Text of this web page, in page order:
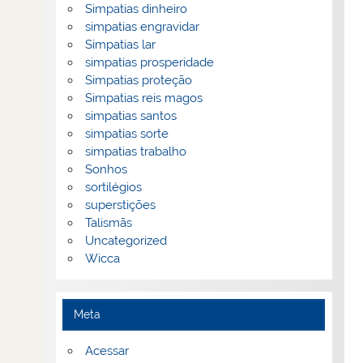
Simpatias dinheiro
simpatias engravidar
Simpatias lar
simpatias prosperidade
Simpatias proteção
Simpatias reis magos
simpatias santos
simpatias sorte
simpatias trabalho
Sonhos
sortilégios
superstições
Talismãs
Uncategorized
Wicca
Meta
Acessar